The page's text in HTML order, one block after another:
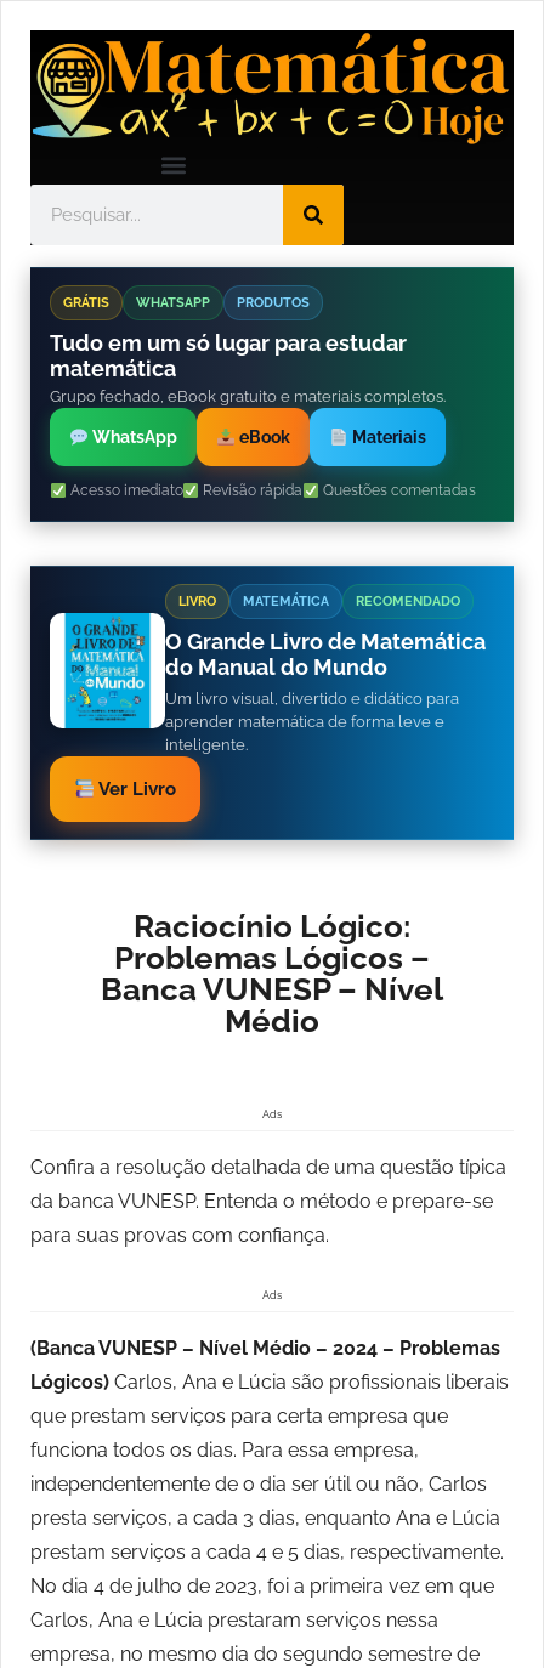
GRÁTIS WHATSAPP PRODUTOS
Tudo em um só lugar para estudar
matemática
Grupo fechado, eBook gratuito e materiais completos.
WhatsApp eBook Materiais
Acesso imediato Revisão rápida Questões comentadas
LIVRO MATEMÁTICA RECOMENDADO
O Grande Livro de Matemática
do Manual do Mundo
Um livro visual, divertido e didático para
aprender matemática de forma leve e
inteligente.
Ver Livro
Raciocínio Lógico:
Problemas Lógicos –
Banca VUNESP – Nível
Médio
Ads
Confira a resolução detalhada de uma questão típica
da banca VUNESP. Entenda o método e prepare-se
para suas provas com confiança.
Ads
(Banca VUNESP – Nível Médio – 2024 – Problemas
Lógicos) Carlos, Ana e Lúcia são profissionais liberais
que prestam serviços para certa empresa que
funciona todos os dias. Para essa empresa,
independentemente de o dia ser útil ou não, Carlos
presta serviços, a cada 3 dias, enquanto Ana e Lúcia
prestam serviços a cada 4 e 5 dias, respectivamente.
No dia 4 de julho de 2023, foi a primeira vez em que
Carlos, Ana e Lúcia prestaram serviços nessa
empresa, no mesmo dia do segundo semestre de